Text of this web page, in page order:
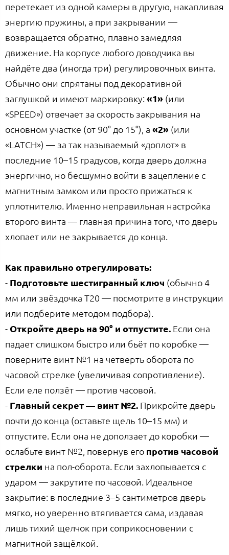
перетекает из одной камеры в другую, накапливая
энергию пружины, а при закрывании —
возвращается обратно, плавно замедляя
движение. На корпусе любого доводчика вы
найдёте два (иногда три) регулировочных винта.
Обычно они спрятаны под декоративной
заглушкой и имеют маркировку: «1» (или
«SPEED») отвечает за скорость закрывания на
основном участке (от 90° до 15°), а «2» (или
«LATCH») — за так называемый «доплот» в
последние 10–15 градусов, когда дверь должна
энергично, но бесшумно войти в зацепление с
магнитным замком или просто прижаться к
уплотнителю. Именно неправильная настройка
второго винта — главная причина того, что дверь
хлопает или не закрывается до конца.
Как правильно отрегулировать:
- Подготовьте шестигранный ключ (обычно 4
мм или звёздочка T20 — посмотрите в инструкции
или подберите методом подбора).
- Откройте дверь на 90° и отпустите. Если она
падает слишком быстро или бьёт по коробке —
поверните винт №1 на четверть оборота по
часовой стрелке (увеличивая сопротивление).
Если еле ползёт — против часовой.
- Главный секрет — винт №2. Прикройте дверь
почти до конца (оставьте щель 10–15 мм) и
отпустите. Если она не доползает до коробки —
ослабьте винт №2, повернув его против часовой
стрелки на пол-оборота. Если захлопывается с
ударом — закрутите по часовой. Идеальное
закрытие: в последние 3–5 сантиметров дверь
мягко, но уверенно втягивается сама, издавая
лишь тихий щелчок при соприкосновении с
магнитной защёлкой.